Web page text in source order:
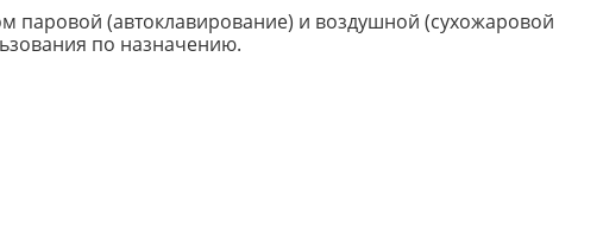
паровой (автоклавирование) и воздушной (сухожаровой
по назначению.